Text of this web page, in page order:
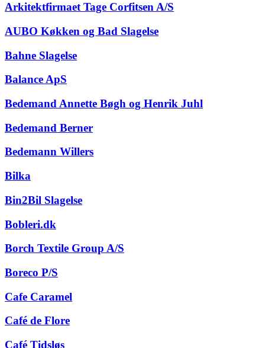
Arkitektfirmaet Tage Corfitsen A/S
AUBO Køkken og Bad Slagelse
Bahne Slagelse
Balance ApS
Bedemand Annette Bøgh og Henrik Juhl
Bedemand Berner
Bedemann Willers
Bilka
Bin2Bil Slagelse
Bobleri.dk
Borch Textile Group A/S
Boreco P/S
Cafe Caramel
Café de Flore
Café Tidsløs